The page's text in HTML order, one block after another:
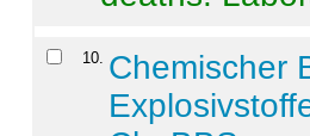
10 Chemischer